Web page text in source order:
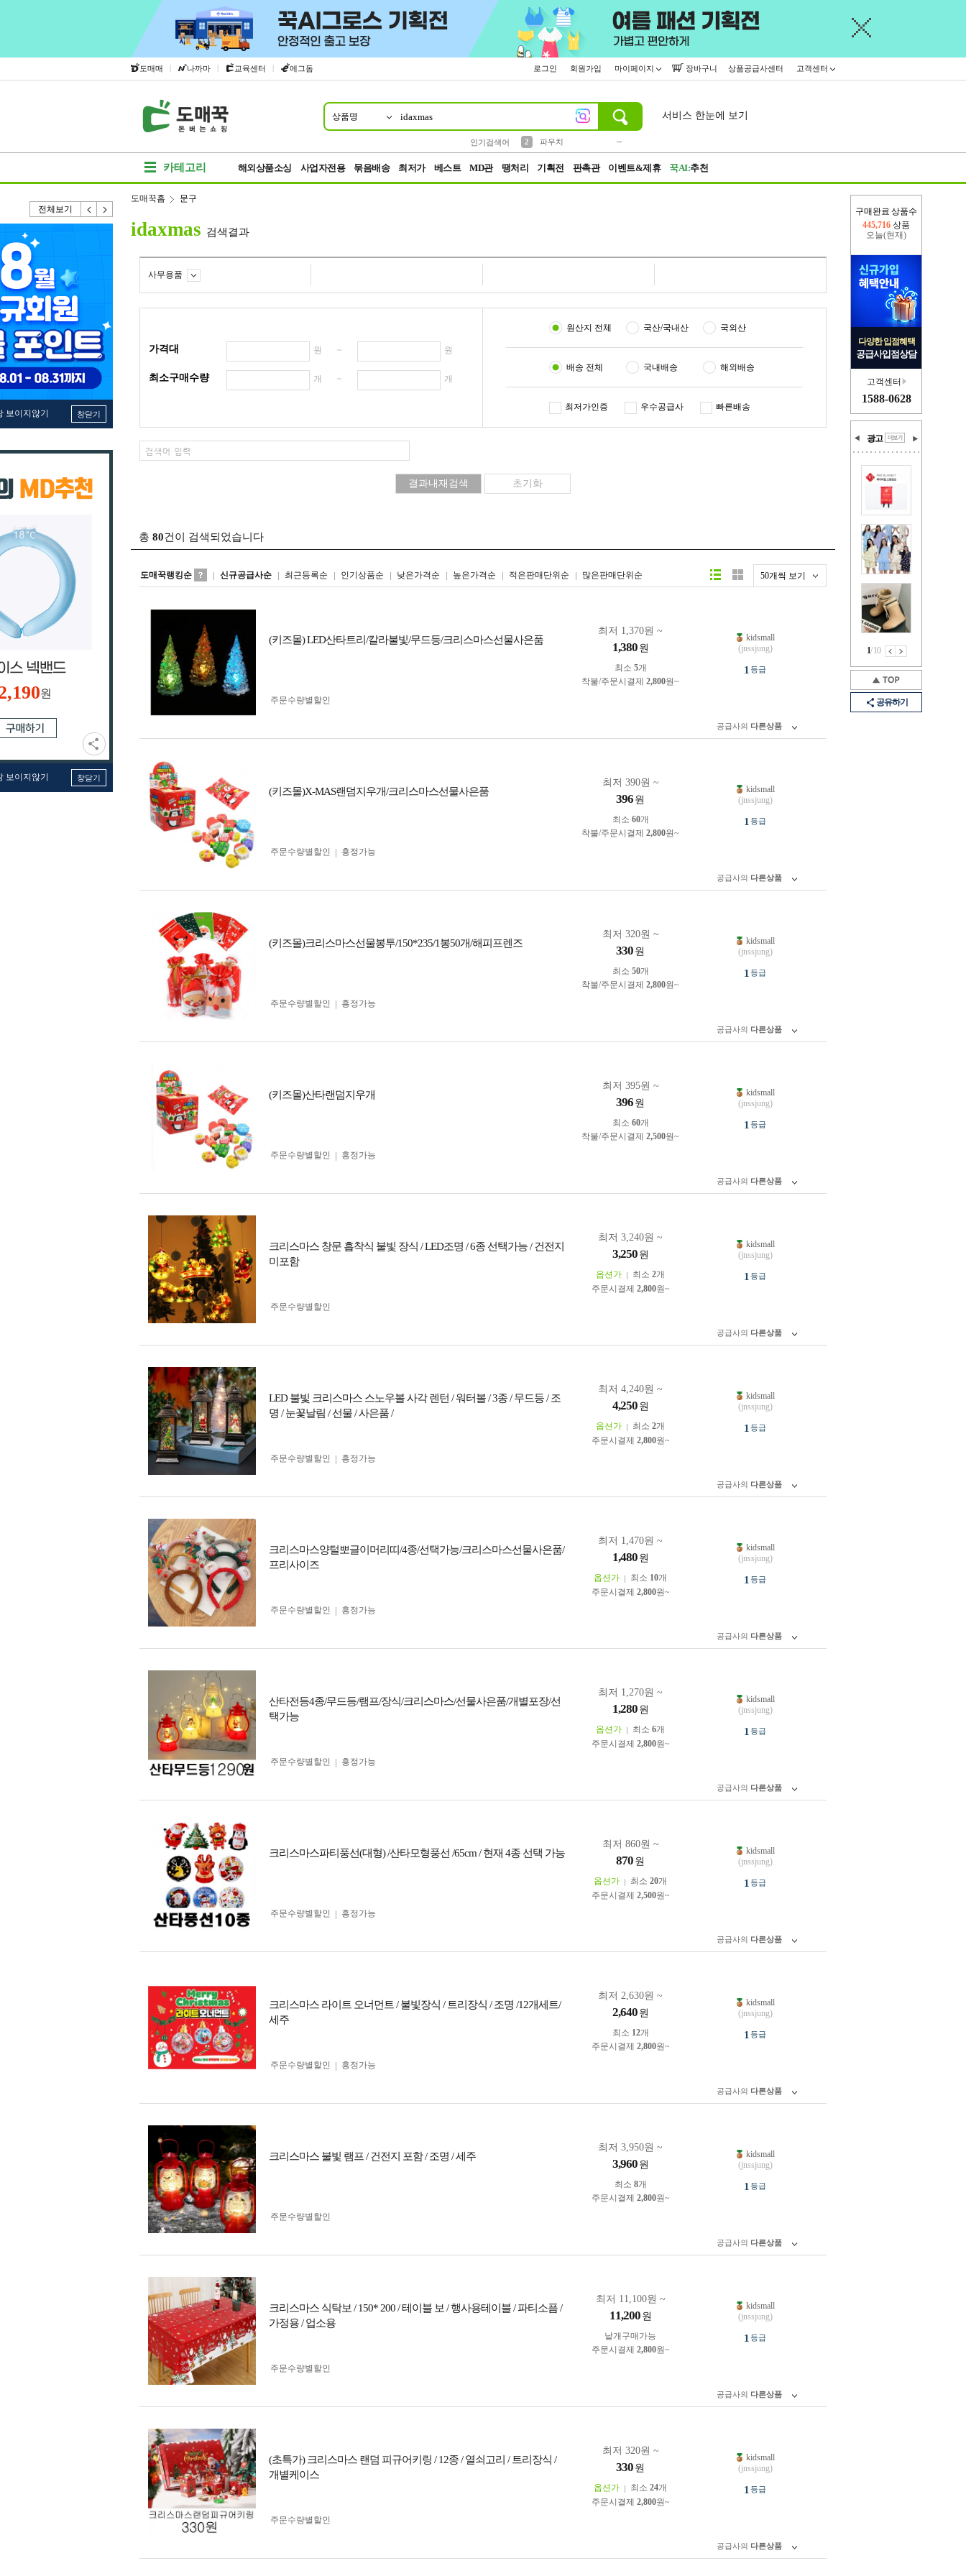
도매매 | 나까마 | 교육센터 | 에그돔 로그인 회원가입 마이페이지 장바구니 상품공급사센터 고객센터
상품명
인기검색어
2
파우치
서비스 한눈에 보기
카테고리 해외상품소싱 사업자전용 묶음배송 최저가 베스트 MD관 땡처리 기획전 판촉관 이벤트&제휴 꾹AI:추천
전체보기
보이지않기 창닫기
원
보이지않기 창닫기
구매완료 상품수
오늘(현재)
16,539상품
다양한 입점혜택
공급사입점상담
고객센터
1588-0628
광고
1/10
공유하기
도매꾹홈 문구
idaxmas 검색결과
사무용품
가격대 원 ~ 원
최소구매수량 개 ~ 개
원산지 전체 국산/국내산 국외산
배송 전체 국내배송 해외배송
최저가인증 우수공급사 빠른배송
총 80건이 검색되었습니다
도매꾹랭킹순 신규공급사순 최근등록순 인기상품순 낮은가격순 높은가격순 적은판매단위순 많은판매단위순 50개씩 보기
리스트형갤러리형
(키즈몰) LED산타트리/칼라불빛/무드등/크리스마스선물사은품
최저 1,370원 ~
1,380 원
최소 5개
착불/주문시결제 2,800원~
주문수량별할인
kidsmall
(jnssjung)
1 등급
공급사의 다른상품
(키즈몰)X-MAS랜덤지우개/크리스마스선물사은품
최저 390원 ~
396 원
최소 60개
착불/주문시결제 2,800원~
주문수량별할인
흥정가능
kidsmall
(jnssjung)
1 등급
공급사의 다른상품
(키즈몰)크리스마스선물봉투/150*235/1봉50개/해피프렌즈
최저 320원 ~
330 원
최소 50개
착불/주문시결제 2,800원~
주문수량별할인
흥정가능
kidsmall
(jnssjung)
1 등급
공급사의 다른상품
(키즈몰)산타랜덤지우개
최저 395원 ~
396 원
최소 60개
착불/주문시결제 2,500원~
주문수량별할인
흥정가능
kidsmall
(jnssjung)
1 등급
공급사의 다른상품
크리스마스 창문 흡착식 불빛 장식 / LED조명 / 6종 선택가능 / 건전지
미포함
최저 3,240원 ~
3,250 원
옵션가 최소 2개
주문시결제 2,800원~
주문수량별할인
kidsmall
(jnssjung)
1 등급
공급사의 다른상품
LED 불빛 크리스마스 스노우볼 사각 렌턴 / 워터볼 / 3종 / 무드등 / 조
명 / 눈꽃날림 / 선물 / 사은품 /
최저 4,240원 ~
4,250 원
옵션가 최소 2개
주문시결제 2,800원~
주문수량별할인
흥정가능
kidsmall
(jnssjung)
1 등급
공급사의 다른상품
크리스마스양털뽀글이머리띠/4종/선택가능/크리스마스선물사은품/
프리사이즈
최저 1,470원 ~
1,480 원
옵션가 최소 10개
주문시결제 2,800원~
주문수량별할인
흥정가능
kidsmall
(jnssjung)
1 등급
공급사의 다른상품
산타전등4종/무드등/램프/장식/크리스마스/선물사은품/개별포장/선
택가능
최저 1,270원 ~
1,280 원
옵션가 최소 6개
주문시결제 2,800원~
주문수량별할인
흥정가능
kidsmall
(jnssjung)
1 등급
공급사의 다른상품
크리스마스파티풍선(대형) /산타모형풍선 /65cm / 현재 4종 선택 가능
최저 860원 ~
870 원
옵션가 최소 20개
주문시결제 2,500원~
주문수량별할인
흥정가능
kidsmall
(jnssjung)
1 등급
공급사의 다른상품
크리스마스 라이트 오너먼트 / 불빛장식 / 트리장식 / 조명 /12개세트/
세주
최저 2,630원 ~
2,640 원
최소 12개
주문시결제 2,800원~
주문수량별할인
흥정가능
kidsmall
(jnssjung)
1 등급
공급사의 다른상품
크리스마스 불빛 램프 / 건전지 포함 / 조명 / 세주
최저 3,950원 ~
3,960 원
최소 8개
주문시결제 2,800원~
주문수량별할인
kidsmall
(jnssjung)
1 등급
공급사의 다른상품
크리스마스 식탁보 / 150* 200 / 테이블 보 / 행사용테이블 / 파티소픔 /
가정용 / 업소용
최저 11,100원 ~
11,200 원
낱개구매가능
주문시결제 2,800원~
주문수량별할인
kidsmall
(jnssjung)
1 등급
공급사의 다른상품
(초특가) 크리스마스 랜덤 피규어키링 / 12종 / 열쇠고리 / 트리장식 /
개별케이스
최저 320원 ~
330 원
옵션가 최소 24개
주문시결제 2,800원~
주문수량별할인
kidsmall
(jnssjung)
1 등급
공급사의 다른상품